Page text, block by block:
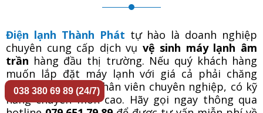
Điện lạnh Thành Phát tự hào là doanh nghiệp
chuyên cung cấp dịch vụ vệ sinh máy lạnh âm
trần hàng đầu thị trường. Nếu quý khách hàng
muốn lắp đặt máy lạnh với giá cả phải chăng
cùng với đội ngũ nhân viên chuyên nghiệp, có kỹ
năng chuyên môn cao. Hãy gọi ngay thông qua
038 380 69 89 (24/7)